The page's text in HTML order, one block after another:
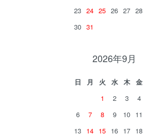
23 24 25 26 27 28
30 31
2026年9月
日 月 火 水 木 金
1
2 3 4
6
7 8 9 10 11
13 14 15 16 17 18